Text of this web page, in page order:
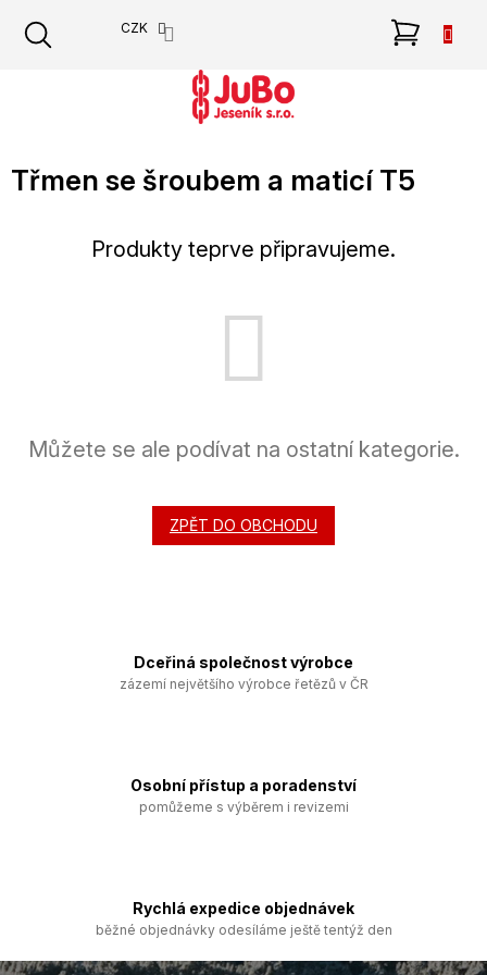
obsah
CZK
Třmen se šroubem a maticí T5
Produkty teprve připravujeme.
Můžete se ale podívat na ostatní kategorie.
ZPĚT DO OBCHODU
Dceřiná společnost výrobce
zázemí největšího výrobce řetězů v ČR
Osobní přístup a poradenství
pomůžeme s výběrem i revizemi
Rychlá expedice objednávek
běžné objednávky odesíláme ještě tentýž den